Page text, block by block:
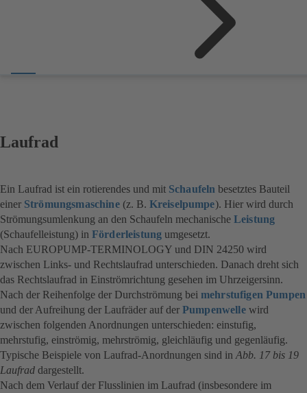
Laufrad
Ein Laufrad ist ein rotierendes und mit Schaufeln besetztes Bauteil
einer Strömungsmaschine(z. B. Kreiselpumpe). Hier wird durch
Strömungsumlenkung an den Schaufeln mechanische Leistung
(Schaufelleistung) in Förderleistung umgesetzt.
Nach EUROPUMP-TERMINOLOGY und DIN 24250 wird
zwischen Links- und Rechtslaufrad unterschieden. Danach dreht sich
das Rechtslaufrad in Einströmrichtung gesehen im Uhrzeigersinn.
Nach der Reihenfolge der Durchströmung bei mehrstufigen Pumpen
und der Aufreihung der Laufräder auf der Pumpenwellewird
zwischen folgenden Anordnungen unterschieden: einstufig,
mehrstufig, einströmig, mehrströmig, gleichläufig und gegenläufig.
Typische Beispiele von Laufrad-Anordnungen sind in Abb. 17 bis 19
Laufrad dargestellt.
Nach dem Verlauf der Flusslinien im Laufrad (insbesondere im